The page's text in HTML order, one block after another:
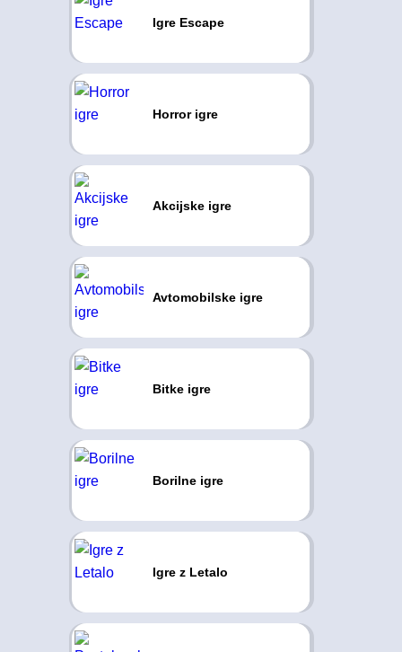
Igre Escape
Horror igre
Akcijske igre
Avtomobilske igre
Bitke igre
Borilne igre
Igre z Letalo